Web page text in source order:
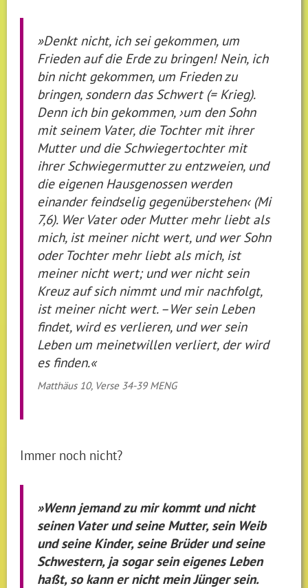
»Denkt nicht, ich sei gekommen, um
Frieden auf die Erde zu bringen! Nein, ich
bin nicht gekommen, um Frieden zu
bringen, sondern das Schwert (= Krieg).
Denn ich bin gekommen, ›um den Sohn
mit seinem Vater, die Tochter mit ihrer
Mutter und die Schwiegertochter mit
ihrer Schwiegermutter zu entzweien, und
die eigenen Hausgenossen werden
einander feindselig gegenüberstehen‹ (Mi
7,6). Wer Vater oder Mutter mehr liebt als
mich, ist meiner nicht wert, und wer Sohn
oder Tochter mehr liebt als mich, ist
meiner nicht wert; und wer nicht sein
Kreuz auf sich nimmt und mir nachfolgt,
ist meiner nicht wert. –Wer sein Leben
findet, wird es verlieren, und wer sein
Leben um meinetwillen verliert, der wird
es finden.«
Matthäus 10, Verse 34-39 MENG
Immer noch nicht?
»Wenn jemand zu mir kommt und nicht
seinen Vater und seine Mutter, sein Weib
und seine Kinder, seine Brüder und seine
Schwestern, ja sogar sein eigenes Leben
haßt, so kann er nicht mein Jünger sein.